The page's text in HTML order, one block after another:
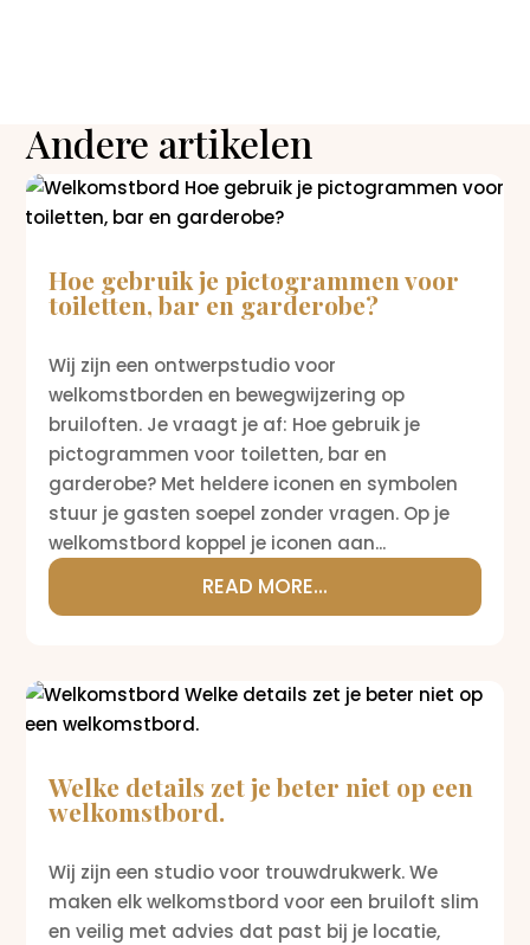
Andere artikelen
Hoe gebruik je pictogrammen voor
toiletten, bar en garderobe?
Wij zijn een ontwerpstudio voor
welkomstborden en bewegwijzering op
bruiloften. Je vraagt je af: Hoe gebruik je
pictogrammen voor toiletten, bar en
garderobe? Met heldere iconen en symbolen
stuur je gasten soepel zonder vragen. Op je
welkomstbord koppel je iconen aan...
READ MORE...
Welke details zet je beter niet op een
welkomstbord.
Wij zijn een studio voor trouwdrukwerk. We
maken elk welkomstbord voor een bruiloft slim
en veilig met advies dat past bij je locatie,